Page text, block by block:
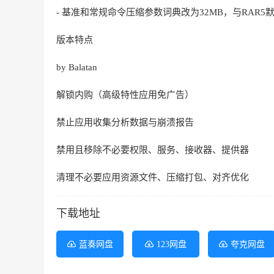
- 基准和常规命令压缩参数词典改为32MB，与RAR5
版本特点
by Balatan
解锁内购（高级特性应用免广告）
禁止应用收集分析数据与崩溃报告
禁用且移除不必要权限、服务、接收器、提供器
清理不必要应用资源文件、压缩打包、对齐优化
下载地址
蓝奏网盘 123网盘 夸克网盘